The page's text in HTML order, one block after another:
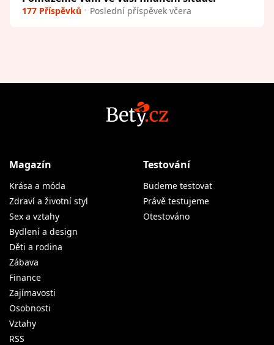
177 Příspěvků Poslední příspěvek včera
Magazín
Krása a móda
Zdraví a životní styl
Sex a vztahy
Bydlení a design
Děti a rodina
Zábava
Finance
Zajímavosti
Osobnosti
Vztahy
RSS
Testování
Budeme testovat
Právě testujeme
Otestováno